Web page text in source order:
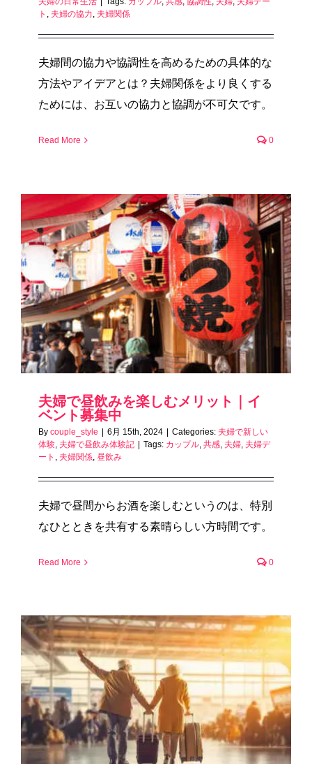
ト , 夫婦の協力, 夫婦関係
夫婦間の協力や協調性を高めるための具体的な
方法やアイデアとは？夫婦関係をより良くする
ためには、お互いの協力と協調が不可欠です。
Read More 0
夫婦で昼飲みを楽しむメリット｜イ
ベント募集中
By couple_style | 6月 15th, 2024 | Categories: 夫婦で新しい
体験 夫婦で昼飲み体験記 | Tags: カップル 共感 夫婦 夫婦デ
ート
夫婦関係 昼飲み
夫婦で昼間からお酒を楽しむというのは、特別
なひとときを共有する素晴らしい方時間です。
Read More 0